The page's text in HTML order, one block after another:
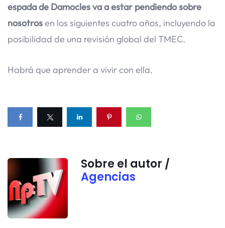
espada de Damocles va a estar pendiendo sobre
nosotrosen los siguientes cuatro años, incluyendo la
posibilidad de una revisión global del TMEC.
Habrá que aprender a vivir con ella.
Sobre el autor /
Agencias